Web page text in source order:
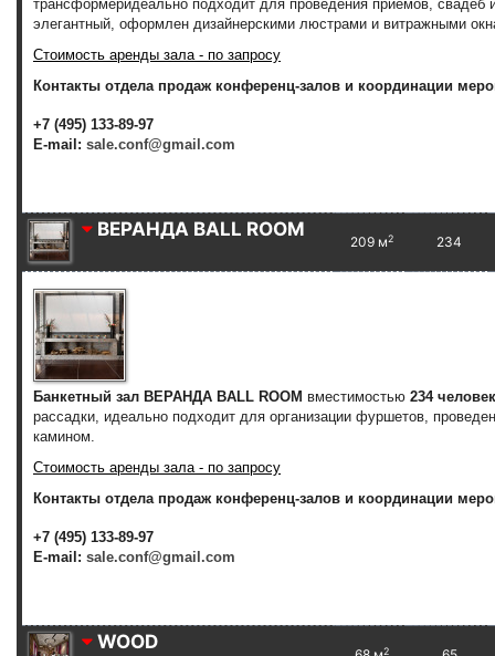
трансформеридеально подходит для проведения приемов, свадеб
элегантный, оформлен дизайнерскими люстрами и витражными
Стоимость аренды зала - по запросу
Контакты отдела продаж конференц-залов и координации
+7 (495) 133-89-97
E-mail: sale.conf@gmail.com
ВЕРАНДА BALL ROOM
209 м2 234
Банкетный зал ВЕРАНДА BALL ROOM вместимостью 234 человек
рассадки, идеально подходит для организации фуршетов,
камином.
Стоимость аренды зала - по запросу
Контакты отдела продаж конференц-залов и координации
+7 (495) 133-89-97
E-mail: sale.conf@gmail.com
WOOD 2